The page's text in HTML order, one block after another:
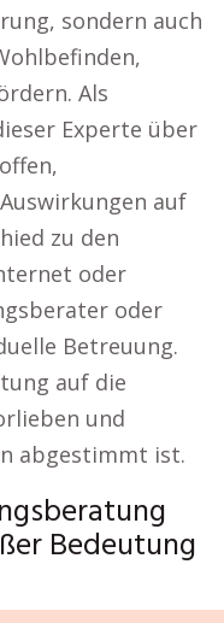
sondern auch
Als
Experte über
auf
zu den
oder
oder
Betreuung.
auf die
und
abgestimmt ist.
Bedeutung